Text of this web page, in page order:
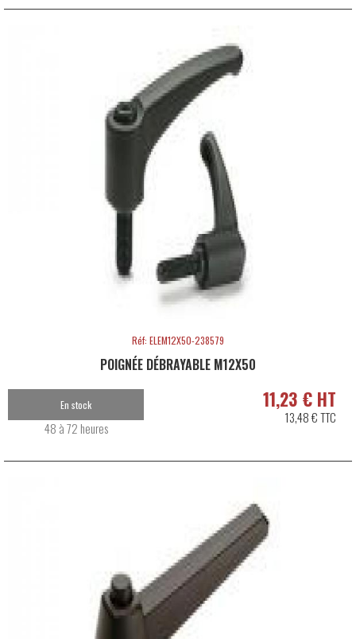
Réf: ELEM12X50-238579
POIGNÉE DÉBRAYABLE M12X50
11,23 € HT
13,48 € TTC
En stock
48 à 72 heures